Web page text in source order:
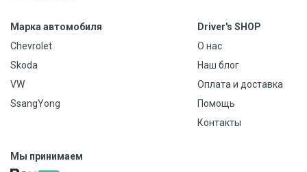
Марка автомобиля
Chevrolet
Skoda
VW
SsangYong
Driver's SHOP
О нас
Наш блог
Оплата и доставка
Помощь
Контакты
Мы принимаем